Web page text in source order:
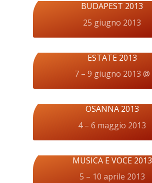
BUDAPEST 2013
25 giugno 2013
ESTATE 2013
7 – 9 giugno 2013 @
OSANNA 2013
4 – 6 maggio 2013
MUSICA E VOCE 2013
5 – 10 aprile 2013